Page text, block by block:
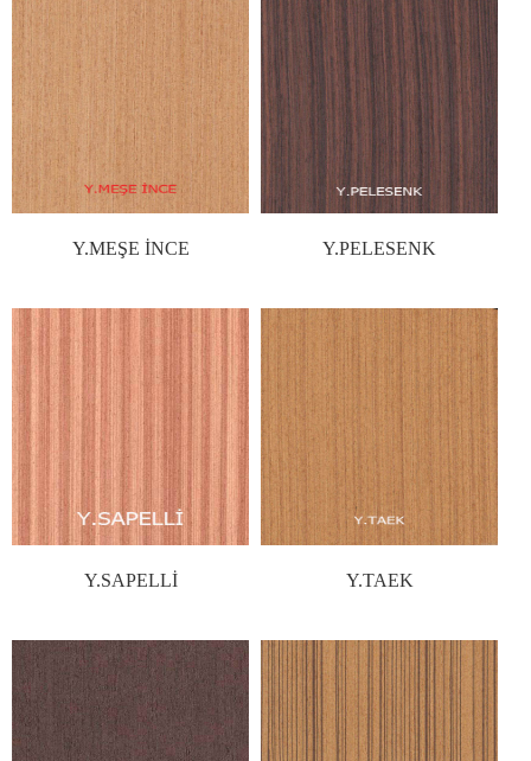
Y.MEŞE İNCE Y.PELESENK
Y.SAPELLİ Y.TAEK